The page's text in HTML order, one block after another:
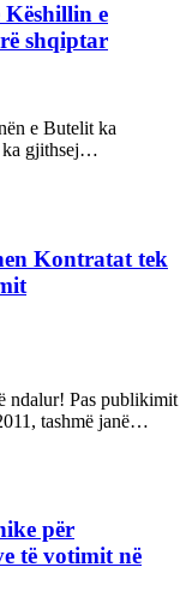
e
shqiptar
e Butelit ka
ka gjithsej…
Kontratat tek
ndalur! Pas publikimit
tashmë janë…
për
të votimit në